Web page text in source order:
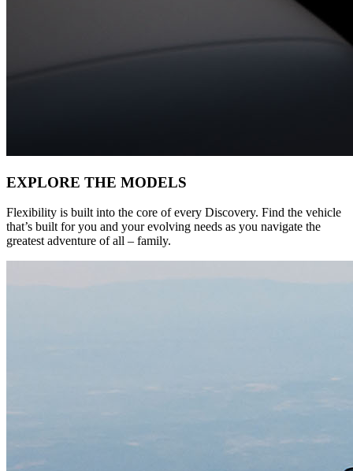
EXPLORE THE MODELS
Flexibility is built into the core of every Discovery. Find the vehicle
that’s built for you and your evolving needs as you navigate the
greatest adventure of all – family.